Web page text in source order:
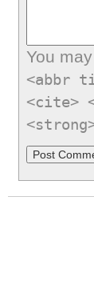
You
<abbr
<cite>